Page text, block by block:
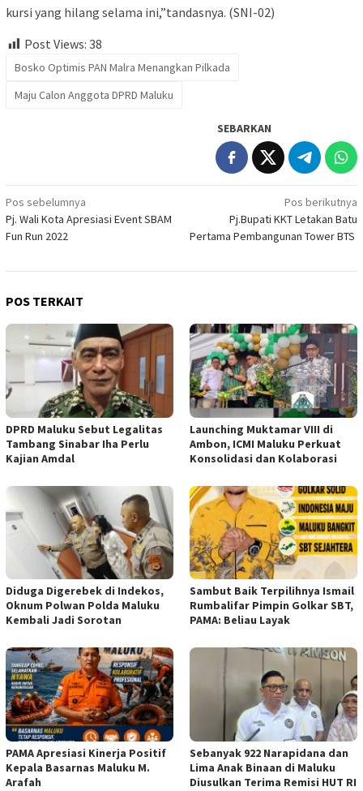
kursi yang hilang selama ini,”tandasnya. (SNI-02)
Post Views: 38
Bosko Optimis PAN Malra Menangkan Pilkada
Maju Calon Anggota DPRD Maluku
SEBARKAN
Navigasi
pos
Pos sebelumnya
Pj. Wali Kota Apresiasi Event SBAM
Fun Run 2022
Pos berikutnya
Pj.Bupati KKT Letakan Batu
Pertama Pembangunan Tower BTS
POS TERKAIT
DPRD Maluku Sebut Legalitas
Tambang Sinabar Iha Perlu
Kajian Amdal
Launching Muktamar VIII di
Ambon, ICMI Maluku Perkuat
Konsolidasi dan Kolaborasi
Diduga Digerebek di Indekos,
Oknum Polwan Polda Maluku
Kembali Jadi Sorotan
Sambut Baik Terpilihnya Ismail
Rumbalifar Pimpin Golkar SBT,
PAMA: Beliau Layak
PAMA Apresiasi Kinerja Positif
Kepala Basarnas Maluku M.
Arafah
Sebanyak 922 Narapidana dan
Lima Anak Binaan di Maluku
Diusulkan Terima Remisi HUT RI